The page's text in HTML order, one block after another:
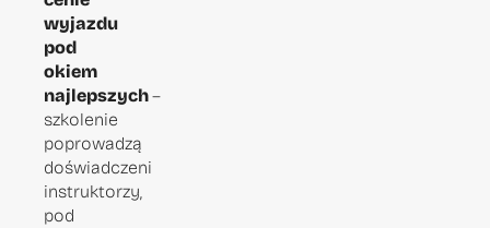
wyjazdu
pod
okiem
najlepszych–
szkolenie
poprowadzą
doświadczeni
instruktorzy,
pod